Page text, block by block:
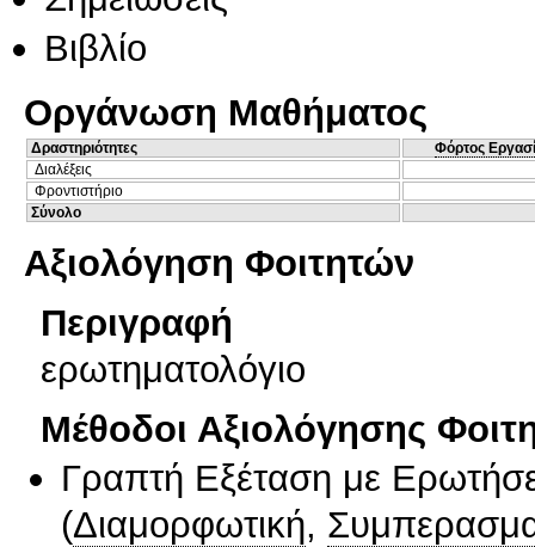
Βιβλίο
Οργάνωση Μαθήματος
Δραστηριότητες
Φόρτος
Διαλέξεις
Φροντιστήριο
Σύνολο
Αξιολόγηση Φοιτητών
Περιγραφή
ερωτηματολόγιο
Μέθοδοι Αξιολόγησης
Γραπτή Εξέταση με
(Διαμορφωτική,